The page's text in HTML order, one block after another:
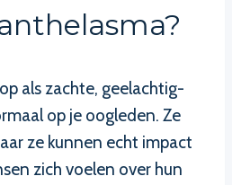
als zachte, geelachtig-
op je oogleden. Ze
ze kunnen echt impact
zich voelen over hun